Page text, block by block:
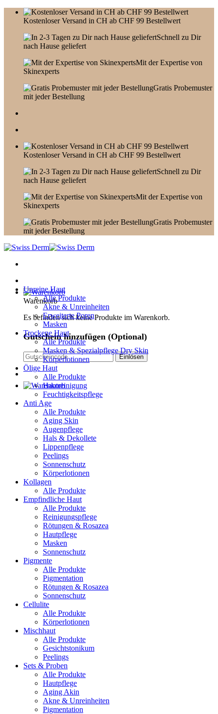
Skip
Kostenloser Versand in CH ab CHF 99 Bestellwert
Schnell zu Dir
nach Hause geliefert
Mit der Expertise von
Skinexperts
Gratis Probemuster
mit jeder Bestellung
Kostenloser Versand in CH ab CHF 99 Bestellwert
Schnell zu Dir
nach Hause geliefert
Mit der Expertise von
Skinexperts
Gratis Probemuster
mit jeder Bestellung
Warenkorb
Es befinden sich keine Produkte im Warenkorb.
Gutschein hinzufügen (Optional)
Unreine Haut
Alle Produkte
Akne & Unreinheiten
Erweiterte Poren
Masken
Trockene Haut
Alle Produkte
Masken & Spezialpflege Dry Skin
Körperlotionen
Ölige Haut
Alle Produkte
Hautreinigung
Feuchtigkeitspflege
Anti Age
Alle Produkte
Aging Skin
Augenpflege
Hals & Dekollete
Lippenpflege
Peelings
Sonnenschutz
Körperlotionen
Kollagen
Alle Produkte
Empfindliche Haut
Alle Produkte
Reinigungspflege
Rötungen & Rosazea
Hautpflege
Masken
Sonnenschutz
Pigmente
Alle Produkte
Pigmentation
Rötungen & Rosazea
Sonnenschutz
Cellulite
Alle Produkte
Körperlotionen
Mischhaut
Alle Produkte
Gesichtstonikum
Peelings
Sets & Proben
Alle Produkte
Hautpflege
Aging Akin
Akne & Unreinheiten
Pigmentation